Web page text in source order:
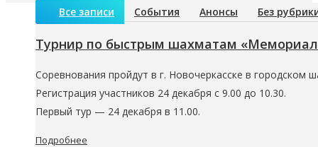
Все записи События Анонсы Без
Турнир по быстрым шахматам
Соревнования пройдут в г. Новочеркасске в городском
Регистрация участников 24 декабря с 9.00 до 10.30.
Первый тур — 24 декабря в 11.00.
Подробнее